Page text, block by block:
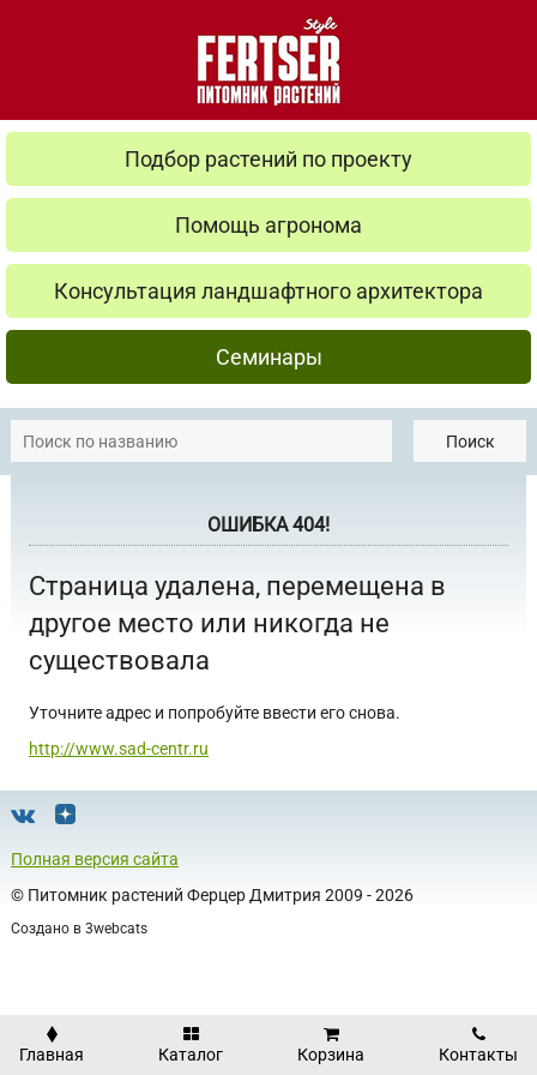
Подбор растений по проекту
Помощь агронома
Консультация ландшафтного архитектора
Семинары
Поиск
ОШИБКА 404!
Страница удалена, перемещена в
другое место или никогда не
существовала
Уточните адрес и попробуйте ввести его снова.
http://www.sad-centr.ru
Полная версия сайта
© Питомник растений Ферцер Дмитрия 2009 - 2026
Создано в 3webcats
Главная Каталог Корзина Контакты